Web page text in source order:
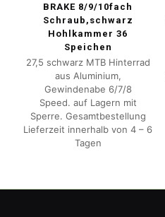
BRAKE 8/9/10fach
Schraub,schwarz
Hohlkammer 36
Speichen
27,5 schwarz MTB Hinterrad
aus Aluminium,
Gewindenabe 6/7/8
Speed. auf Lagern mit
Sperre. Gesamtbestellung
Lieferzeit innerhalb von 4 – 6
Tagen